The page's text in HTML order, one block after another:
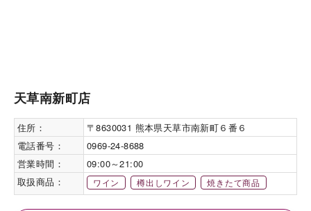
天草南新町店
住所：
〒8630031 熊本県天草市南新町６番６
電話番号：
0969-24-8688
営業時間：
09:00～21:00
取扱商品：
ワイン 樽出しワイン 焼きたて商品